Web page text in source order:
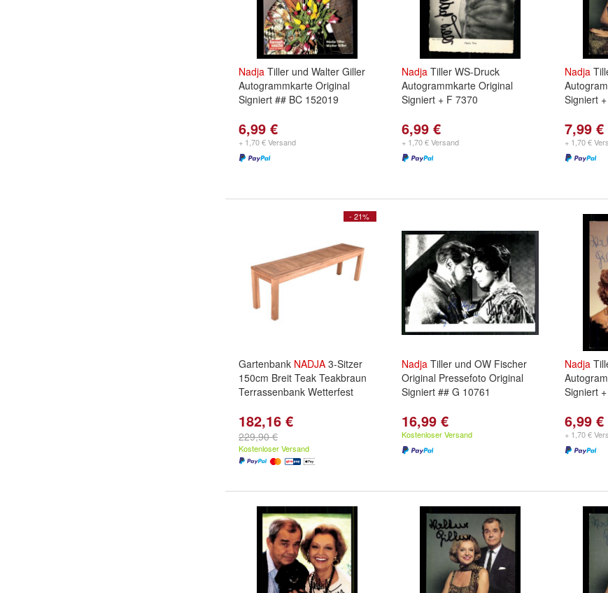
Nadja Tiller und Walter Giller
Autogrammkarte Original
Signiert ## BC 152019
6,99 €
+ 1,70 € Versand
Nadja Tiller WS-Druck
Autogrammkarte Original
Signiert + F 7370
6,99 €
+ 1,70 € Versand
Nadja
Signiert
7,99 €
+ 1,70 €
- 21%
Gartenbank NADJA 3-Sitzer
150cm Breit Teak Teakbraun
Terrassenbank Wetterfest
182,16 €
229,90 €
Kostenloser Versand
Nadja Tiller und OW Fischer
Original Pressefoto Original
Signiert ## G 10761
16,99 €
Kostenloser Versand
Nadja
Signiert
6,99 €
+ 1,70 €